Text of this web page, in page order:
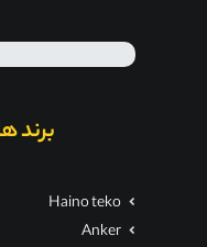
Haino teko
Anker